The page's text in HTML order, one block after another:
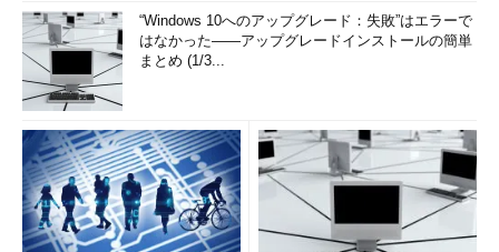
“Windows 10へのアップグレード：失敗”はエラーで
はなかった――アップグレードインストールの簡単
まとめ (1/3...